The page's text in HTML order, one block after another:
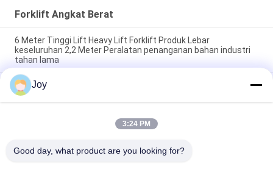
Forklift Angkat Berat
6 Meter Tinggi Lift Heavy Lift Forklift Produk Lebar
keseluruhan 2,2 Meter Peralatan penanganan bahan industri
tahan lama
Tipe Kotak Forklift Kontra Keseimbangan Tiang Ukuran
Keseluruhan 7200x2550x3460mm Kendaraan Pengangkat
Tugas Berat untuk Gudang
210 Bar Tekanan Sistem Hidraulik Lift Berat Forklift Kapasitas
Joy
3:24 PM
Good day, what product are you looking for?